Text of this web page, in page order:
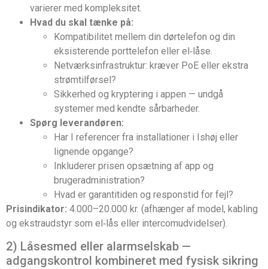
varierer med kompleksitet.
Hvad du skal tænke på:
Kompatibilitet mellem din dørtelefon og din
eksisterende porttelefon eller el‑låse.
Netværksinfrastruktur: kræver PoE eller ekstra
strømtilførsel?
Sikkerhed og kryptering i appen — undgå
systemer med kendte sårbarheder.
Spørg leverandøren:
Har I referencer fra installationer i Ishøj eller
lignende opgange?
Inkluderer prisen opsætning af app og
brugeradministration?
Hvad er garantitiden og responstid for fejl?
Prisindikator: 4.000–20.000 kr. (afhænger af model, kabling
og ekstraudstyr som el‑lås eller intercomudvidelser).
2) Låsesmed eller alarmselskab —
adgangskontrol kombineret med fysisk sikring